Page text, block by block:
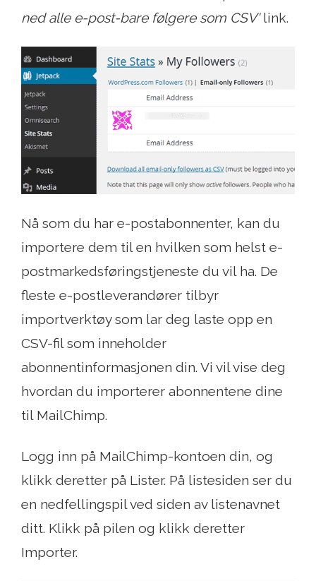
ned alle e-post-bare følgere som CSV'link.
Nå som du har e-postabonnenter, kan du
importere dem til en hvilken som helst e-
postmarkedsføringstjeneste du vil ha. De
fleste e-postleverandører tilbyr
importverktøy som lar deg laste opp en
CSV-fil som inneholder
abonnentinformasjonen din. Vi vil vise deg
hvordan du importerer abonnentene dine
til MailChimp.
Logg inn på MailChimp-kontoen din, og
klikk deretter på Lister. På listesiden ser du
en nedfellingspil ved siden av listenavnet
ditt. Klikk på pilen og klikk deretter
Importer.